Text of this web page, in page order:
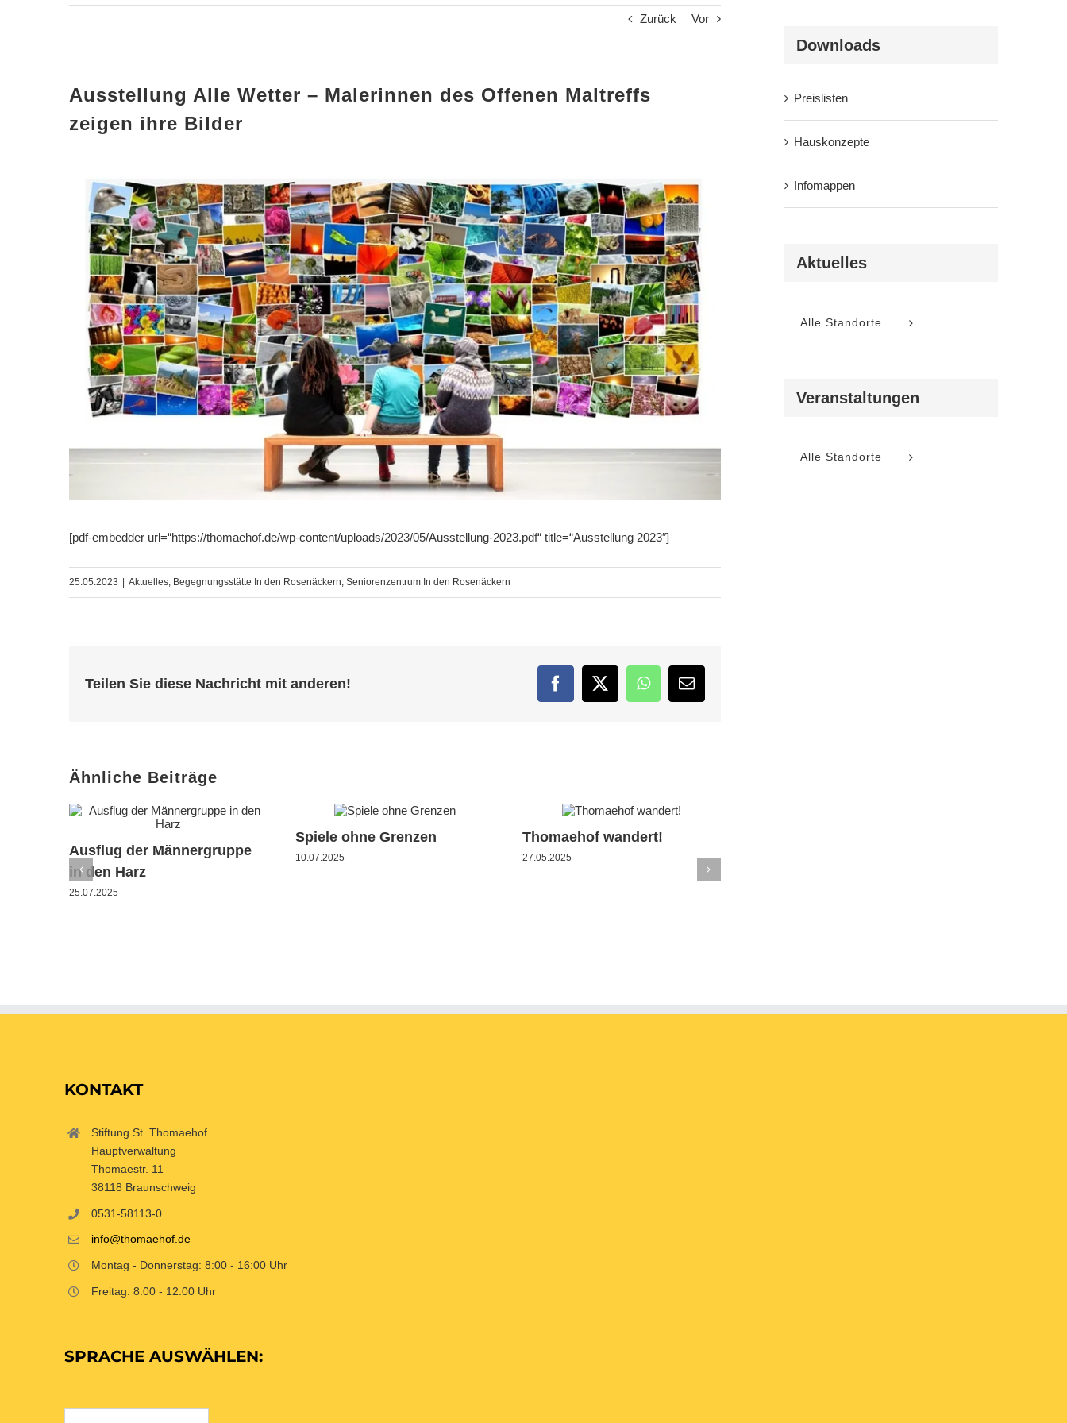
Zurück Vor
Ausstellung Alle Wetter – Malerinnen des Offenen Maltreffs
zeigen ihre Bilder
[pdf-embedder url=“https://thomaehof.de/wp-content/uploads/2023/05/Ausstellung-2023.pdf“ title=“Ausstellung 2023″]
25.05.2023 Aktuelles, Begegnungsstätte In den Rosenäckern, Seniorenzentrum In den Rosenäckern
Teilen Sie diese Nachricht mit anderen! FacebookTwitterWhatsApp
E-
Mail
Ähnliche Beiträge
Ausflug der Männergruppe
in den Harz
25.07.2025
Spiele ohne Grenzen
10.07.2025
Thomaehof wandert!
27.05.2025
Downloads
Preislisten
Hauskonzepte
Infomappen
Aktuelles
Alle Standorte
Veranstaltungen
Alle Standorte
KONTAKT
Stiftung St. Thomaehof
Hauptverwaltung
Thomaestr. 11
38118 Braunschweig
0531-58113-0
info@thomaehof.de
Montag - Donnerstag: 8:00 - 16:00 Uhr
Freitag: 8:00 - 12:00 Uhr
SPRACHE AUSWÄHLEN: